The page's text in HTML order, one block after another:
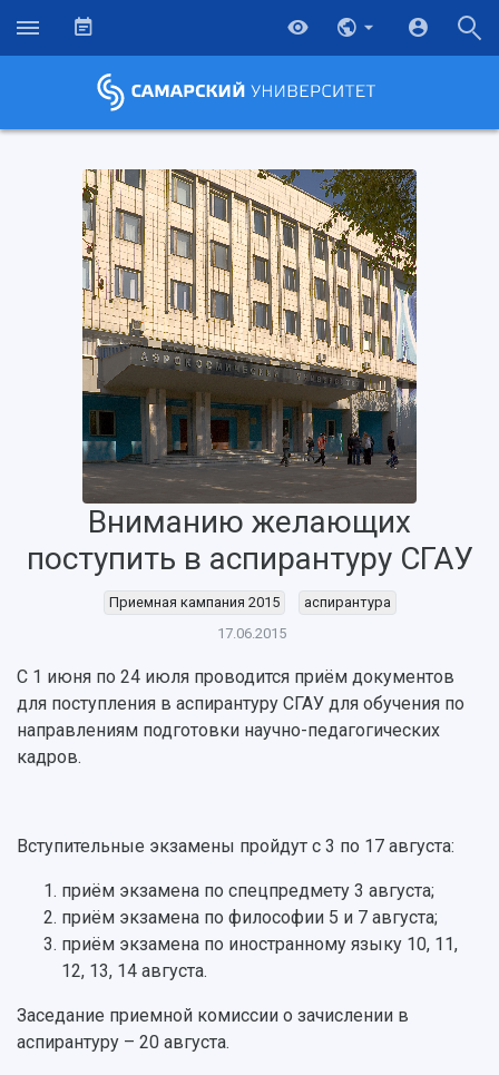
НАЗАД
Об университете
Рейтинги
Руководство
Наблюдательный совет
Персоналии
Сотрудники и преподаватели
Заслуженные деятели
Структура университета
Объявления
События
СМИ об университете
Газета "Самарский университет"
Мы в соцсетях
Мультимедиа
Просветительский проект "Одержимы
Образование
Почему я выбираю Самарский университет?
Бакалавриат и специалитет
Магистратура
Аспирантура
Формы обучения
Институты и факультеты
Образовательные программы
Профессорско-преподавательский состав
Расписание занятий
Стипендии
Научно-исследовательская деятельность
Основные научные направления
Диссертационные советы
Подготовка научных кадров
Конкурс на замещение должностей научных
работников
Справочные материалы
Научная инфраструктура
Научно-исследовательские подразделения
Структурная схема управления научно-
Вниманию желающих
поступить в аспирантуру СГАУ
Приемная кампания 2015
аспирантура
17.06.2015
С 1 июня по 24 июля проводится приём документов
для поступления в аспирантуру СГАУ для обучения по
направлениям подготовки научно-педагогических
кадров.
Вступительные экзамены пройдут с 3 по 17 августа:
приём экзамена по спецпредмету 3 августа;
приём экзамена по философии 5 и 7 августа;
приём экзамена по иностранному языку 10, 11,
12, 13, 14 августа.
Заседание приемной комиссии о зачислении в
аспирантуру – 20 августа.